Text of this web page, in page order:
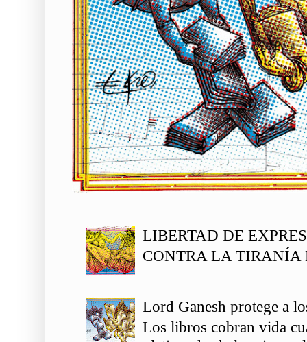
LIBERTAD DE
CONTRA LA TIRANÍA
Lord Ganesh protege a
Los libros cobran vida